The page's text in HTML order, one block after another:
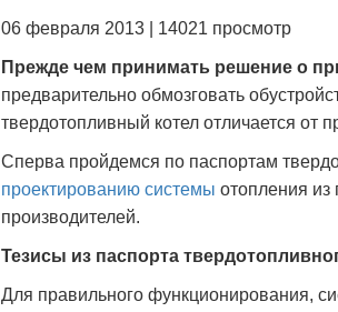
06 февраля 2013 | 14021 просмотр
Прежде чем принимать решение о
предварительно обмозговать
твердотопливный котел отличается от
Сперва пройдемся по паспортам
проектированию системы отопления из
производителей.
Тезисы из паспорта
Для правильного функционирования,